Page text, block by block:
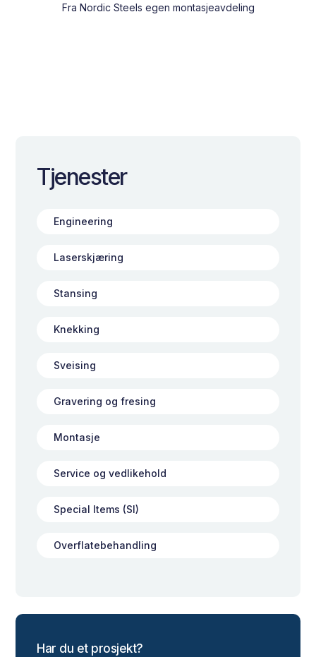
Tjenester
Engineering
Laserskjæring
Stansing
Knekking
Sveising
Gravering og fresing
Montasje
Service og vedlikehold
Special Items (SI)
Overflatebehandling
Har du et prosjekt?
Fra Nordic Steels egen montasjeavdeling